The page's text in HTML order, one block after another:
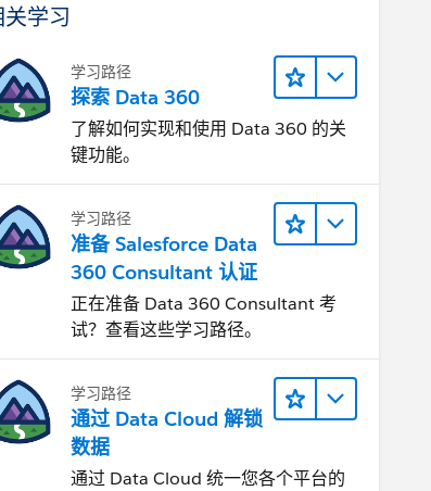
学习
学习路径
探索 Data 360
了解如何实现和使用 Data 360 的关
键功能。
学习路径
准备 Salesforce Data
360 Consultant 认证
正在准备 Data 360 Consultant 考
试？查看这些学习路径。
学习路径
通过 Data Cloud 解锁
数据
通过 Data Cloud 统一您各个平台的